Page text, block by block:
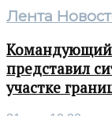
Лента
Командующий
представил
участке